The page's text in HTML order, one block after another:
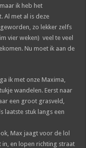
ik heb het
Al met al is deze
zo lekker zelfs
vier weken) veel te veel
Nu moet ik aan de
ik met onze Maxima,
wandelen. Eerst naar
een groot grasveld,
laatste stuk langs een
Max jaagt voor de lol
in, en lopen richting straat